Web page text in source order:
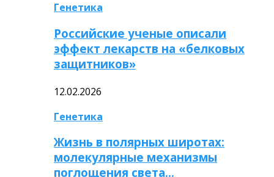
Генетика
Российские ученые описали
эффект лекарств на «белковых
защитников»
12.02.2026
Генетика
Жизнь в полярных широтах:
молекулярные механизмы
поглощения света…